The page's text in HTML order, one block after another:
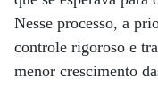
Nesse processo, a
controle rigoroso e
menor crescimento